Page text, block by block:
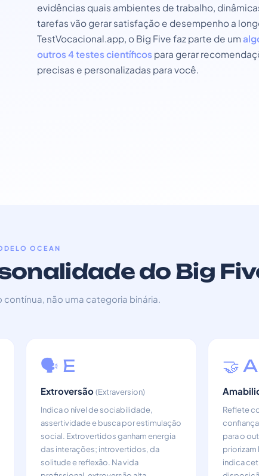
evidências quais ambientes de trabalho,
tarefas vão gerar satisfação e desempenho a
TestVocacional.app, o Big Five faz parte de um
outros 4 testes científicos para gerar
precisas e personalizadas para você.
OCEAN
do Big
não uma categoria binária.
🗣️ E
Extroversão(Extraversion)
Indica o nível de sociabilidade,
assertividade e busca por estimulação
social. Extrovertidos ganham energia
das interações; introvertidos, da
solitude e reflexão. Na vida
🤝 A
Reflete
para o
priorizam
indica